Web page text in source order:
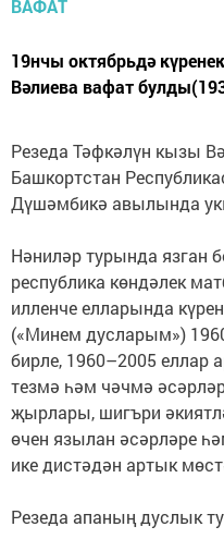
19нчы октябрьдә
Вәлиева вафат
Резеда Тәфкәлүн кызы
Башкортстан
Дүшәмбикә авылында
Нәниләр турында язган
республика көндәлек
илленче елларында
(«Минем дусларым»)
бирле, 1960–2005 еллар
тезмә һәм чәчмә
җырлары, шигъри
өчен язылан әсәрләре
ике дистәдән артык
Резеда апаның дуслык